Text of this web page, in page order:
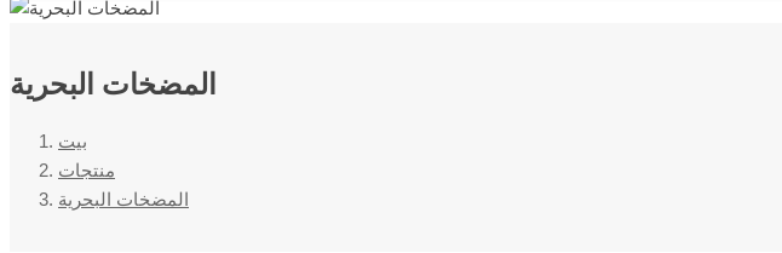
المضخات البحرية
بيت
منتجات
المضخات البحرية